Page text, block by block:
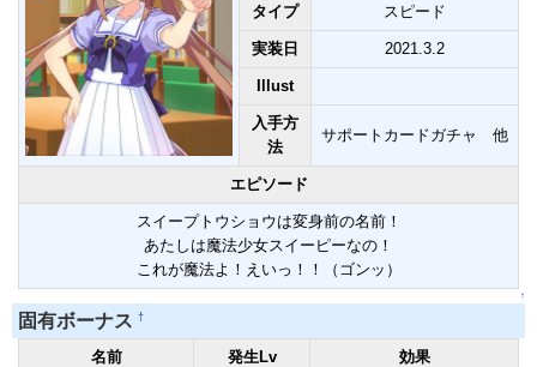
タイプ スピード
実装日 2021.3.2
Illust
入手方
法
サポートカードガチャ 他
エピソード
スイープトウショウは変身前の名前！
あたしは魔法少女スイーピーなの！
これが魔法よ！えいっ！！（ゴンッ）
↑
固有ボーナス †
名前 発生Lv 効果